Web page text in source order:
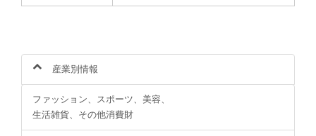
産業別情報
ファッション、スポーツ、美容、
生活雑貨、その他消費財